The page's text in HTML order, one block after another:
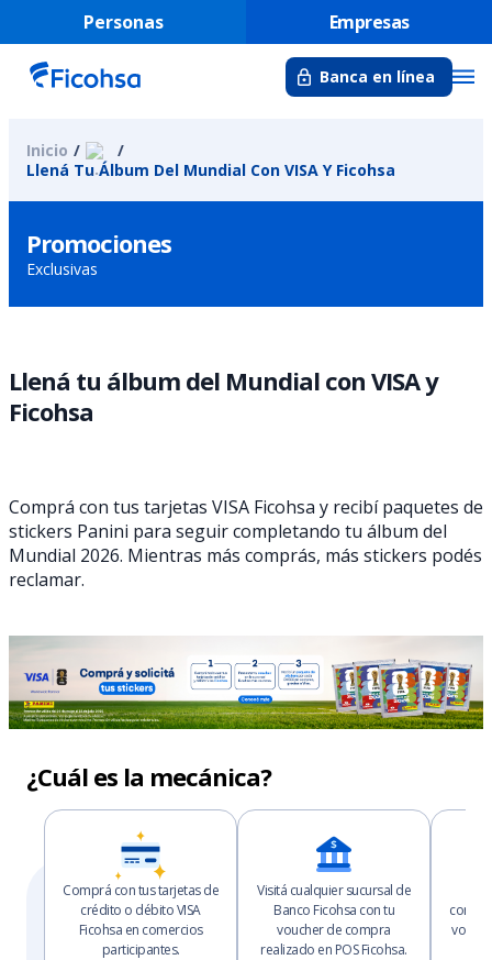
Personas Empresas
Banca en línea
Inicio
Llená Tu Álbum Del Mundial Con VISA Y Ficohsa
Promociones
Exclusivas
Llená tu álbum del Mundial con VISA y
Ficohsa
Comprá con tus tarjetas VISA Ficohsa y recibí paquetes de
stickers Panini para seguir completando tu álbum del
Mundial 2026. Mientras más comprás, más stickers podés
reclamar.
¿Cuál es la mecánica?
Comprá con tus tarjetas de
crédito o débito VISA
Ficohsa en comercios
participantes.
Visitá cualquier sucursal de
Banco Ficohsa con tu
voucher de compra
realizado en POS Ficohsa.